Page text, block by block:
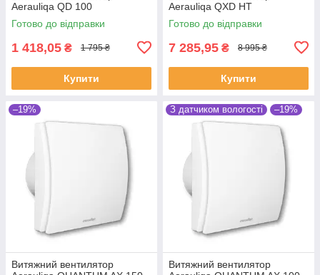
Aerauliqa QD 100
Готово до відправки
1 418,05 ₴ 1 795 ₴
Купити
Aerauliqa QXD HT
Готово до відправки
7 285,95 ₴ 8 995 ₴
Купити
–19%
Витяжний вентилятор
З датчиком вологості –19%
Витяжний вентилятор